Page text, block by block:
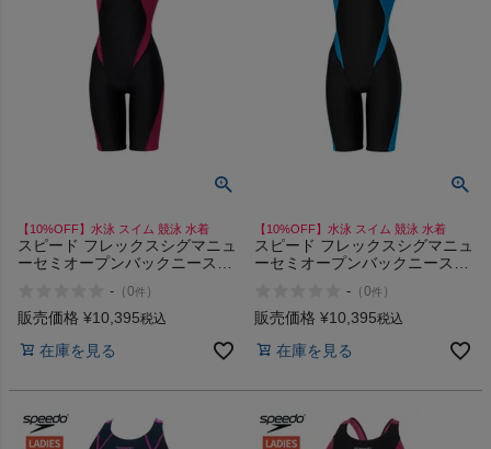
【10%OFF】水泳 スイム 競泳 水着
スピード フレックスシグマニュ
ーセミオープンバックニースキ
Openback Kneeskin 2
- （0件 ）
販売価格 ¥10,395税込
在庫を見る
【10%OFF】水泳 スイム 競泳 水着
スピード フレックスシグマニュ
ーセミオープンバックニースキ
Openback Kneeskin 2
- （0件 ）
販売価格 ¥10,395税込
在庫を見る